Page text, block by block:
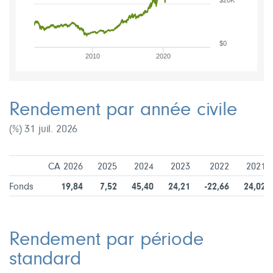
2010 2020
$0
Rendement par année civile
(%) 31 juil. 2026
CA 2026 2025 2024 2023 2022 2021
Fonds 19,84 7,52 45,40 24,21 -22,66 24,02
Rendement par période
standard